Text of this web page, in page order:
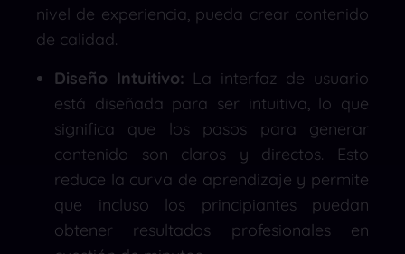
nivel de experiencia, pueda crear contenido
de calidad.
Diseño Intuitivo: La interfaz de usuario
está diseñada para ser intuitiva, lo que
significa que los pasos para generar
contenido son claros y directos. Esto
reduce la curva de aprendizaje y permite
que incluso los principiantes puedan
obtener resultados profesionales en